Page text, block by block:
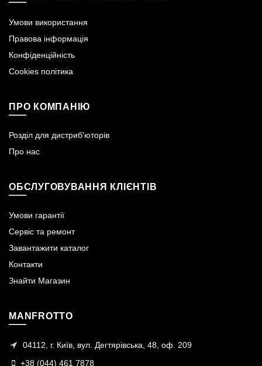
Умови використання
Правова інформація
Конфіденційність
Cookies політика
ПРО КОМПАНІЮ
Розділ для дистриб'юторів
Про нас
ОБСЛУГОВУВАННЯ КЛІЄНТІВ
Умови гарантії
Сервіс та ремонт
Завантажити каталог
Контакти
Знайти Магазин
MANFROTTO
04112, г. Київ, вул. Дегтярівська, 48, оф. 209
+38 (044) 461 7878